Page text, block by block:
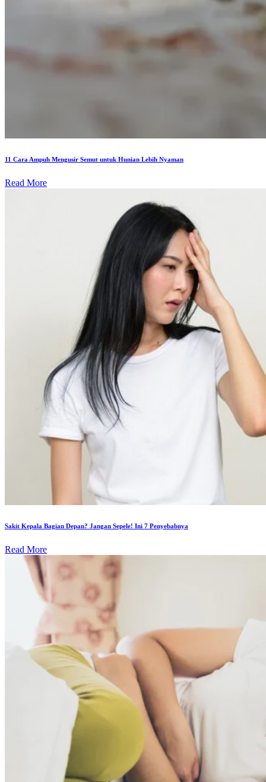
11 Cara Ampuh Mengusir Semut untuk Hunian Lebih Nyaman
Read More
Sakit Kepala Bagian Depan? Jangan Sepele! Ini 7 Penyebabnya
Read More